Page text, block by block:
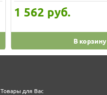
1 562 руб.
В корзину
Товары для Вас